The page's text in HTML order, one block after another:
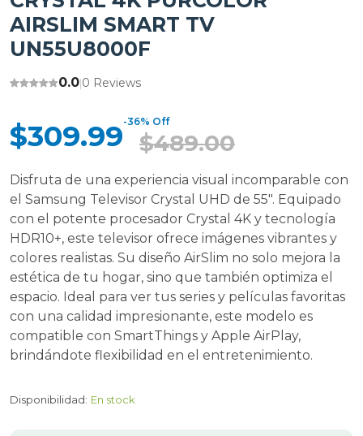
AIRSLIM SMART TV
UN55U8000F
0.0|0 Reviews
$309.99-36% Off
$489.00
Disfruta de una experiencia visual incomparable con
el Samsung Televisor Crystal UHD de 55". Equipado
con el potente procesador Crystal 4K y tecnología
HDR10+, este televisor ofrece imágenes vibrantes y
colores realistas. Su diseño AirSlim no solo mejora la
estética de tu hogar, sino que también optimiza el
espacio. Ideal para ver tus series y películas favoritas
con una calidad impresionante, este modelo es
compatible con SmartThings y Apple AirPlay,
brindándote flexibilidad en el entretenimiento.
Disponibilidad: En stock